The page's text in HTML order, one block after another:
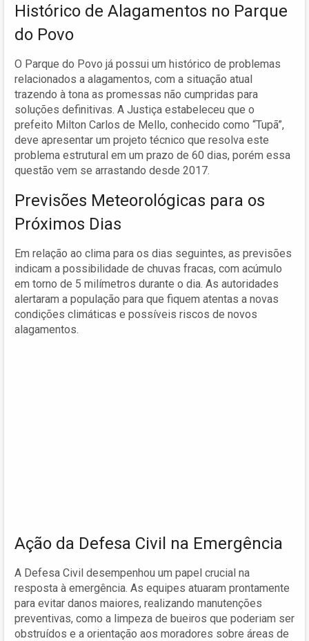
Histórico de Alagamentos no Parque
do Povo
O Parque do Povo já possui um histórico de problemas
relacionados a alagamentos, com a situação atual
trazendo à tona as promessas não cumpridas para
soluções definitivas. A Justiça estabeleceu que o
prefeito Milton Carlos de Mello, conhecido como “Tupã”,
deve apresentar um projeto técnico que resolva este
problema estrutural em um prazo de 60 dias, porém essa
questão vem se arrastando desde 2017.
Previsões Meteorológicas para os
Próximos Dias
Em relação ao clima para os dias seguintes, as previsões
indicam a possibilidade de chuvas fracas, com acúmulo
em torno de 5 milímetros durante o dia. As autoridades
alertaram a população para que fiquem atentas a novas
condições climáticas e possíveis riscos de novos
alagamentos.
Ação da Defesa Civil na Emergência
A Defesa Civil desempenhou um papel crucial na
resposta à emergência. As equipes atuaram prontamente
para evitar danos maiores, realizando manutenções
preventivas, como a limpeza de bueiros que poderiam ser
obstruídos e a orientação aos moradores sobre áreas de